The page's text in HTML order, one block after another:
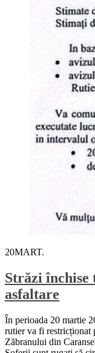
20MART.
Străzi
asfaltare
În perioada 20 martie
rutier va fi restricționat
Zăbranului din